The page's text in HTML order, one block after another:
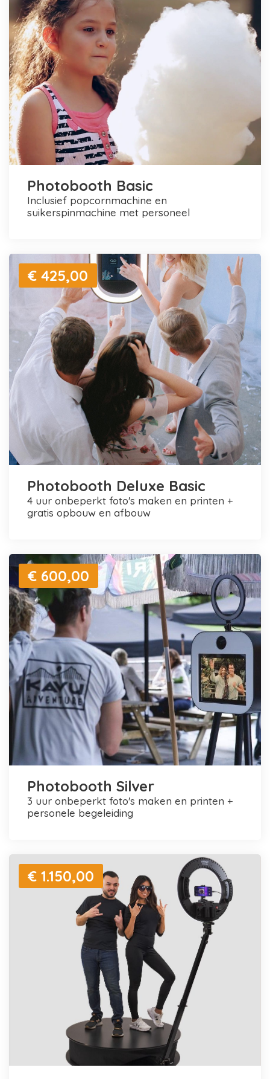
Photobooth Basic
inclusief popcornmachine en
suikerspinmachine met personeel
€ 425,00
Photobooth Deluxe Basic
4 uur onbeperkt foto's maken en printen +
gratis opbouw en afbouw
€ 600,00
Photobooth Silver
3 uur onbeperkt foto's maken en printen +
personele begeleiding
€ 1.150,00